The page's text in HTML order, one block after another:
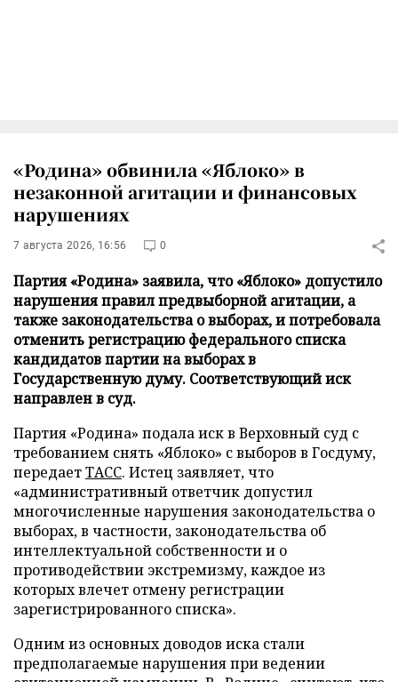
«Родина» обвинила «Яблоко» в
незаконной агитации и финансовых
нарушениях
7 августа 2026, 16:56 0
Партия «Родина» заявила, что «Яблоко» допустило
нарушения правил предвыборной агитации, а
также законодательства о выборах, и потребовала
отменить регистрацию федерального списка
кандидатов партии на выборах в
Государственную думу. Соответствующий иск
направлен в суд.
Партия «Родина» подала иск в Верховный суд с
требованием снять «Яблоко» с выборов в Госдуму,
передаетТАСС. Истец заявляет, что
«административный ответчик допустил
многочисленные нарушения законодательства о
выборах, в частности, законодательства об
интеллектуальной собственности и о
противодействии экстремизму, каждое из
которых влечет отмену регистрации
зарегистрированного списка».
Одним из основных доводов иска стали
предполагаемые нарушения при ведении